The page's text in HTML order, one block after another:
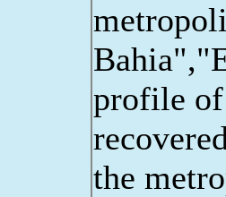
profile
the